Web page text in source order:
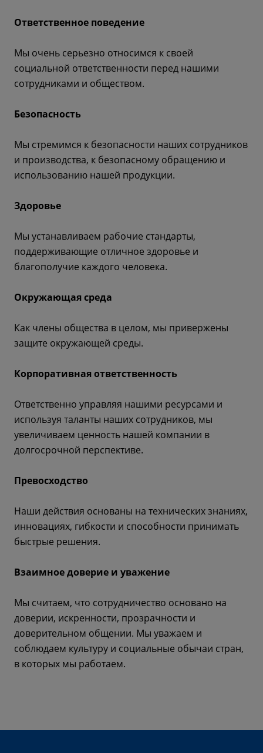
Ответственное поведение
Мы очень серьезно относимся к своей
социальной ответственности перед нашими
сотрудниками и обществом.
Безопасность
Мы стремимся к безопасности наших сотрудников
и производства, к безопасному обращению и
использованию нашей продукции.
Здоровье
Мы устанавливаем рабочие стандарты,
поддерживающие отличное здоровье и
благополучие каждого человека.
Окружающая среда
Как члены общества в целом, мы привержены
защите окружающей среды.
Корпоративная ответственность
Ответственно управляя нашими ресурсами и
используя таланты наших сотрудников, мы
увеличиваем ценность нашей компании в
долгосрочной перспективе.
Превосходство
Наши действия основаны на технических знаниях,
инновациях, гибкости и способности принимать
быстрые решения.
Взаимное доверие и уважение
Мы считаем, что сотрудничество основано на
доверии, искренности, прозрачности и
доверительном общении. Мы уважаем и
соблюдаем культуру и социальные обычаи стран,
в которых мы работаем.